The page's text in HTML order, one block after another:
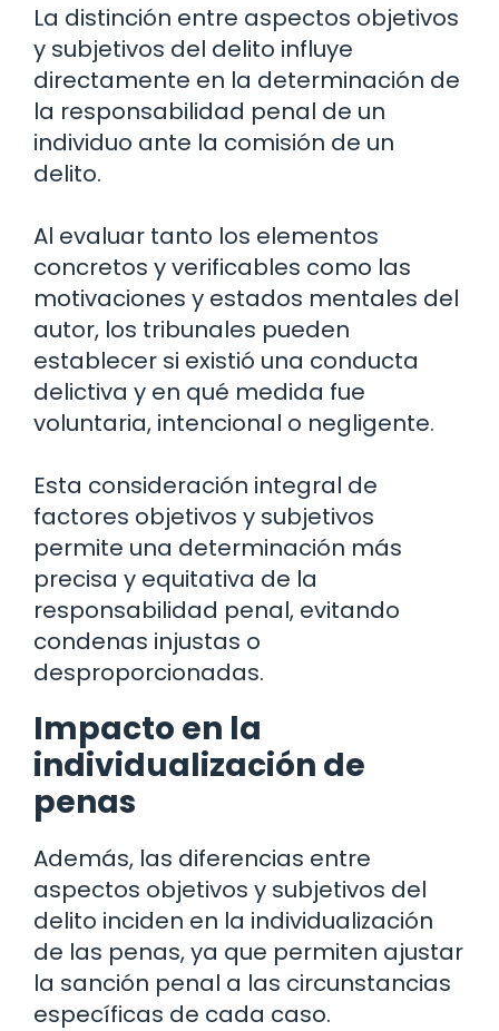
La distinción entre aspectos objetivos
y subjetivos del delito influye
directamente en la determinación de
la responsabilidad penal de un
individuo ante la comisión de un
delito.
Al evaluar tanto los elementos
concretos y verificables como las
motivaciones y estados mentales del
autor, los tribunales pueden
establecer si existió una conducta
delictiva y en qué medida fue
voluntaria, intencional o negligente.
Esta consideración integral de
factores objetivos y subjetivos
permite una determinación más
precisa y equitativa de la
responsabilidad penal, evitando
condenas injustas o
desproporcionadas.
Impacto en la
individualización de
penas
Además, las diferencias entre
aspectos objetivos y subjetivos del
delito inciden en la individualización
de las penas, ya que permiten ajustar
la sanción penal a las circunstancias
específicas de cada caso.